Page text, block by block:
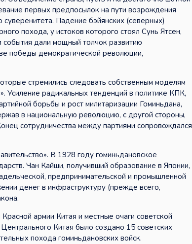
первых предпосылок на пути возрождения
Падение бэйянских (северных)
похода, у истоков которого стоял Сунь Ятсен,
дали мощный толчок развитию
победы демократической революции,
стремились следовать собственным моделям
Усиление радикальных тенденций в политике КПК,
борьбы и рост милитаризации Гоминьдана,
в национальную революцию, с другой стороны,
сотрудничества между партиями сопровождался
В 1928 году гоминьдановское
Чан Кайши, получивший образование в Японии,
предпринимательской и промышленной
денег в инфраструктуру (прежде всего,
армии Китая и местные очаги советской
Китая было создано 15 советских
похода гоминьдановских войск.